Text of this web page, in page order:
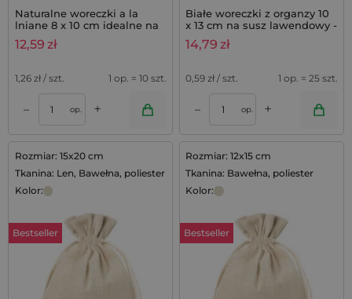
Naturalne woreczki a la
lniane 8 x 10 cm idealne na
lawendę do szafy - 10 szt.
12,59 zł
1,26 zł / szt. 1 op. = 10 szt.
– op. +
Białe woreczki z organzy 10
x 13 cm na susz lawendowy -
25 szt.
14,79 zł
0,59 zł / szt. 1 op. = 25 szt.
– op. +
Rozmiar: 15x20 cm
Tkanina: Len, Bawełna, poliester
Kolor:
Bestseller
Rozmiar: 12x15 cm
Tkanina: Bawełna, poliester
Kolor:
Bestseller